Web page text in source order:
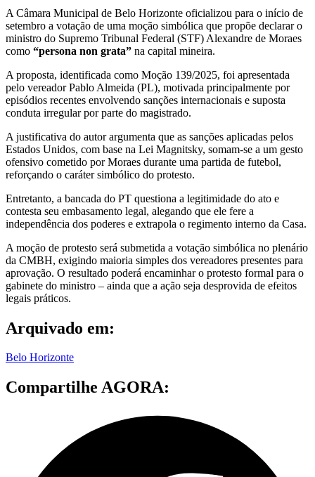
A Câmara Municipal de Belo Horizonte oficializou para o início de
setembro a votação de uma moção simbólica que propõe declarar o
ministro do Supremo Tribunal Federal (STF) Alexandre de Moraes
como “persona non grata” na capital mineira.
A proposta, identificada como Moção 139/2025, foi apresentada
pelo vereador Pablo Almeida (PL), motivada principalmente por
episódios recentes envolvendo sanções internacionais e suposta
conduta irregular por parte do magistrado.
A justificativa do autor argumenta que as sanções aplicadas pelos
Estados Unidos, com base na Lei Magnitsky, somam-se a um gesto
ofensivo cometido por Moraes durante uma partida de futebol,
reforçando o caráter simbólico do protesto.
Entretanto, a bancada do PT questiona a legitimidade do ato e
contesta seu embasamento legal, alegando que ele fere a
independência dos poderes e extrapola o regimento interno da Casa.
A moção de protesto será submetida a votação simbólica no plenário
da CMBH, exigindo maioria simples dos vereadores presentes para
aprovação. O resultado poderá encaminhar o protesto formal para o
gabinete do ministro – ainda que a ação seja desprovida de efeitos
legais práticos.
Arquivado em:
Belo Horizonte
Compartilhe AGORA: